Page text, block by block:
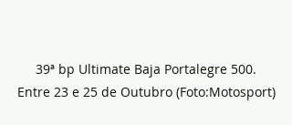
39ª bp Ultimate Baja Portalegre 500.
Entre 23 e 25 de Outubro (Foto:Motosport)